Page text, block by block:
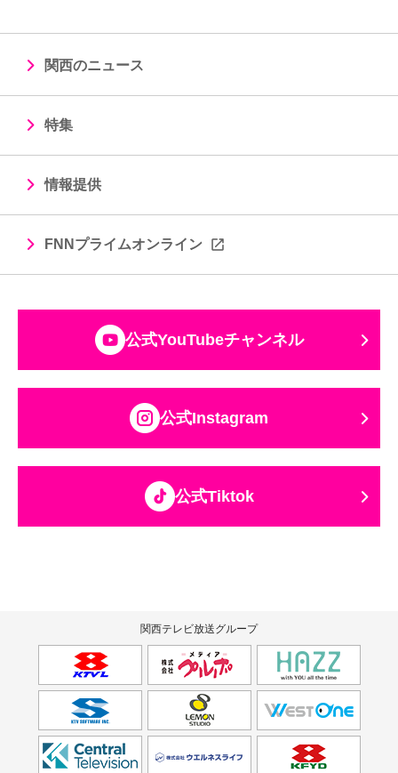
関西のニュース
特集
情報提供
FNNプライムオンライン
公式YouTubeチャンネル
公式Instagram
公式Tiktok
関西テレビ放送グループ